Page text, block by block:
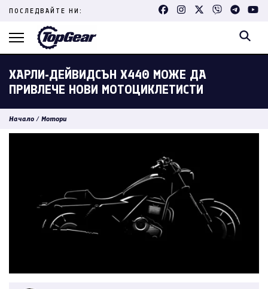
Skip
content
ПОСЛЕДВАЙТЕ НИ:
ХАРЛИ-ДЕЙВИДСЪН X440 МОЖЕ ДА
ПРИВЛЕЧЕ НОВИ МОТОЦИКЛЕТИСТИ
Начало / Мотори